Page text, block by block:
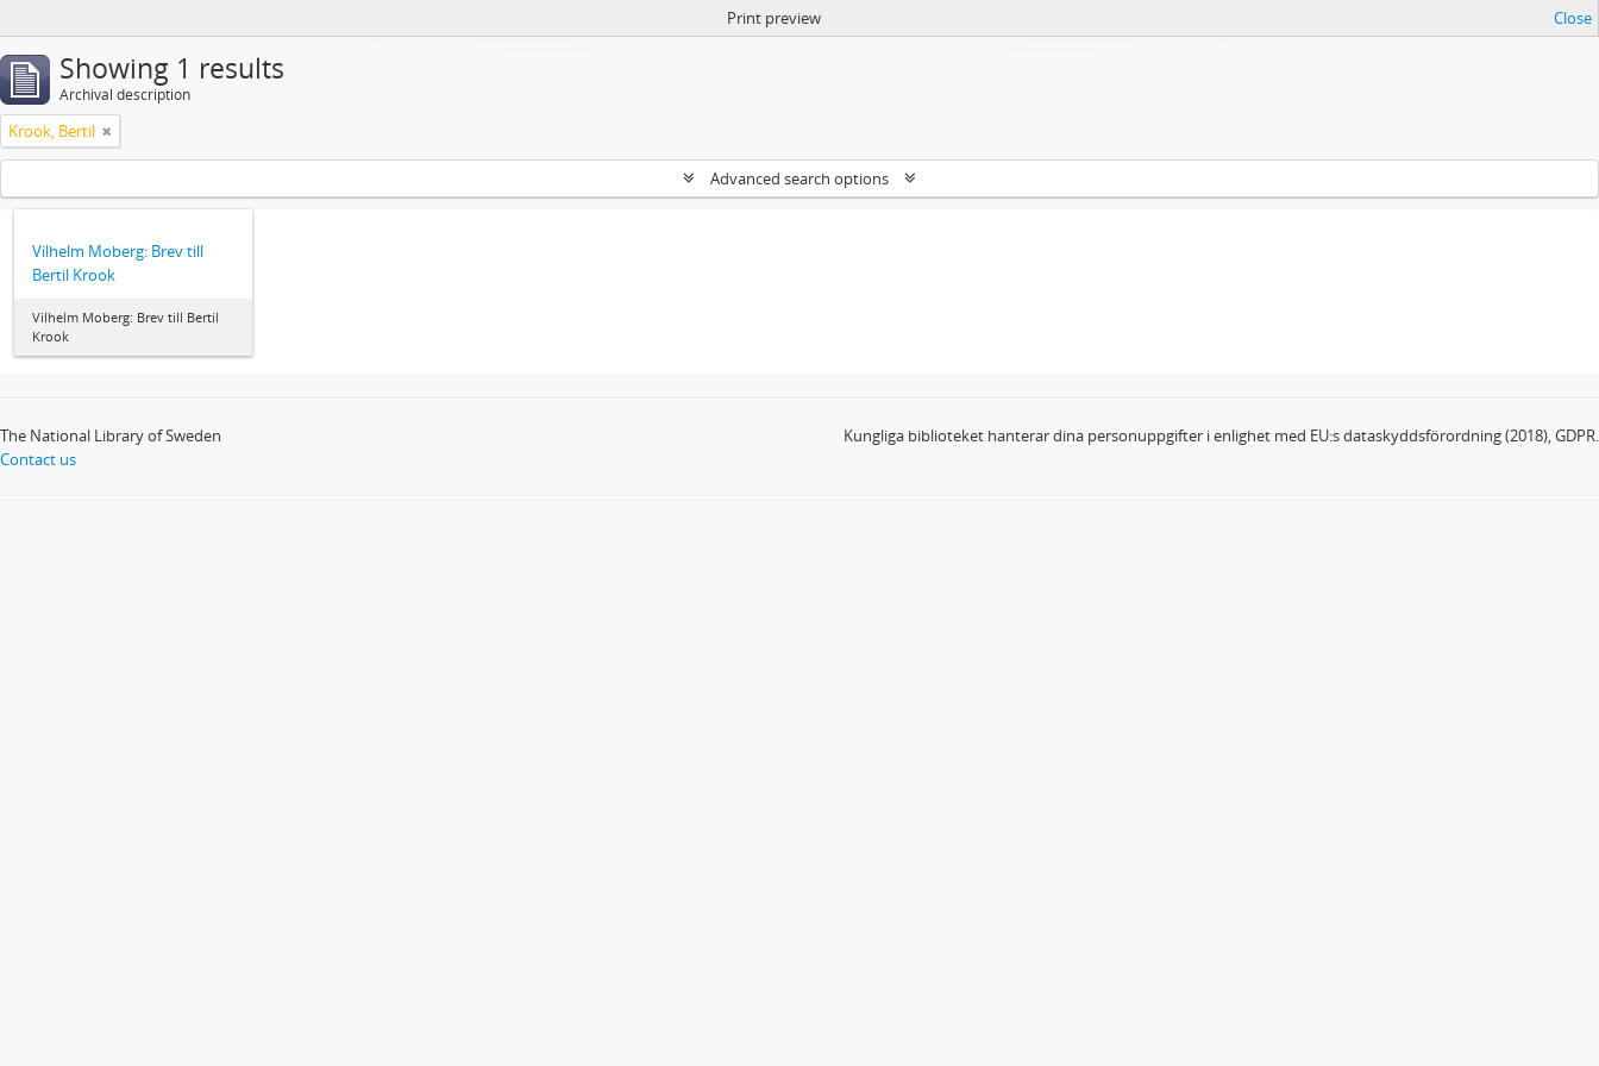
Print preview Close
Showing 1 results
Archival description
Krook, Bertil
Advanced search options
Vilhelm Moberg: Brev till
Bertil Krook
Vilhelm Moberg: Brev till Bertil
Krook
The National Library of Sweden
Contact us
Kungliga biblioteket hanterar dina personuppgifter i enlighet med EU:s dataskyddsförordning (2018), GDPR.